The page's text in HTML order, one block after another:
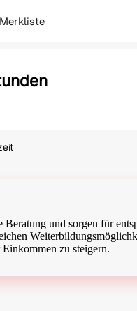
Merkliste
Beratung und sorgen für
zu steigern.